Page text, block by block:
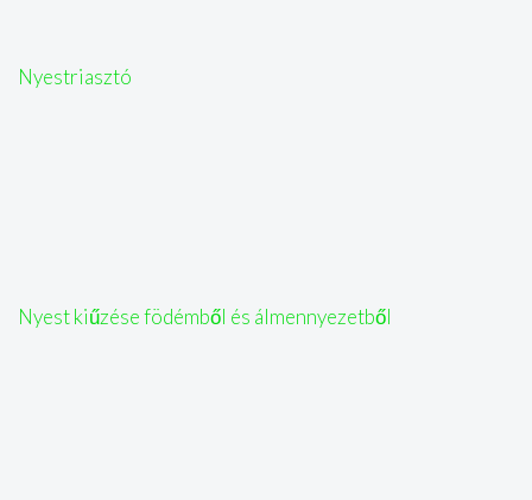
Nyestriasztó
Nyest kiűzése födémből és álmennyezetből